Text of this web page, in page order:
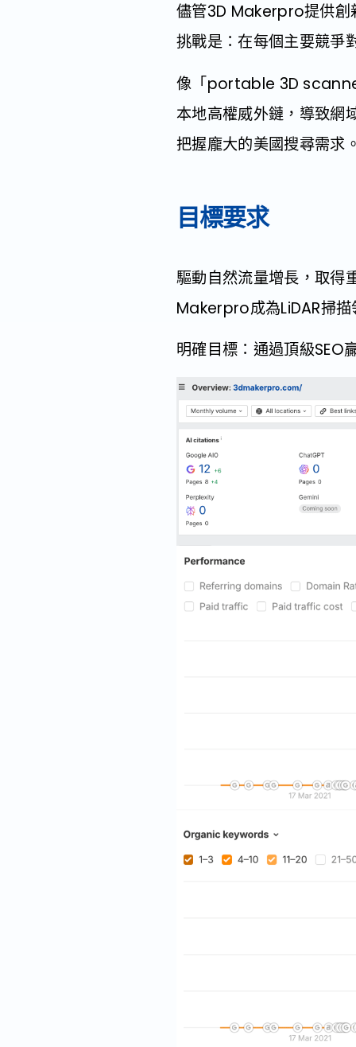
儘管3D Makerpro提供創
挑戰是：在每個主要競爭
像「portable 3D
本地高權威外鏈，導致網
把握龐大的美國搜尋需求
目標要求
驅動自然流量增長，取得
Makerpro成為LiDAR掃
明確目標：通過頂級SEO